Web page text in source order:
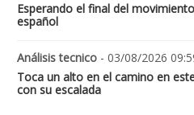
Esperando el final del
español
Análisis tecnico - 03/08/2026
Toca un alto en el camino en
con su escalada